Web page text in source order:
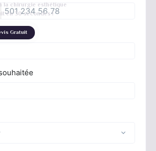
la chirurgie esthétique
en 30 secondes !
Gratuit